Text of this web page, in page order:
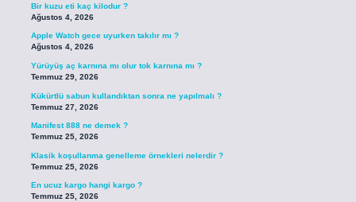
Bir kuzu eti kaç kilodur ?
Ağustos 4, 2026
Apple Watch gece uyurken takılır mı ?
Ağustos 4, 2026
Yürüyüş aç karnına mı olur tok karnına mı ?
Temmuz 29, 2026
Kükürtlü sabun kullandıktan sonra ne yapılmalı ?
Temmuz 27, 2026
Manifest 888 ne demek ?
Temmuz 25, 2026
Klasik koşullanma genelleme örnekleri nelerdir ?
Temmuz 25, 2026
En ucuz kargo hangi kargo ?
Temmuz 25, 2026